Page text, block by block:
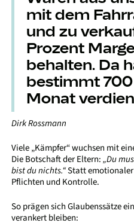
mit dem
und zu
Prozent
behalten. Da
bestimmt
Monat
Dirk Rossmann
Viele „Kämpfer“ wuchsen mit
Die Botschaft der Eltern:„Du
bist du nichts.“Statt emotionaler
Pflichten und Kontrolle.
So prägen sich Glaubenssätze
verankert bleiben: